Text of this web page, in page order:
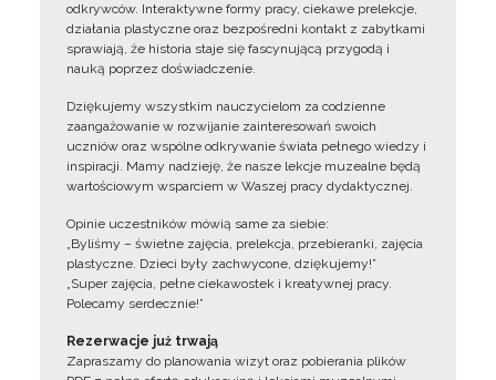
odkrywców. Interaktywne formy pracy, ciekawe prelekcje,
działania plastyczne oraz bezpośredni kontakt z zabytkami
sprawiają, że historia staje się fascynującą przygodą i
nauką poprzez doświadczenie.
Dziękujemy wszystkim nauczycielom za codzienne
zaangażowanie w rozwijanie zainteresowań swoich
uczniów oraz wspólne odkrywanie świata pełnego wiedzy i
inspiracji. Mamy nadzieję, że nasze lekcje muzealne będą
wartościowym wsparciem w Waszej pracy dydaktycznej.
Opinie uczestników mówią same za siebie:
„Byliśmy – świetne zajęcia, prelekcja, przebieranki, zajęcia
plastyczne. Dzieci były zachwycone, dziękujemy!”
„Super zajęcia, pełne ciekawostek i kreatywnej pracy.
Polecamy serdecznie!”
Rezerwacje już trwają
Zapraszamy do planowania wizyt oraz pobierania plików